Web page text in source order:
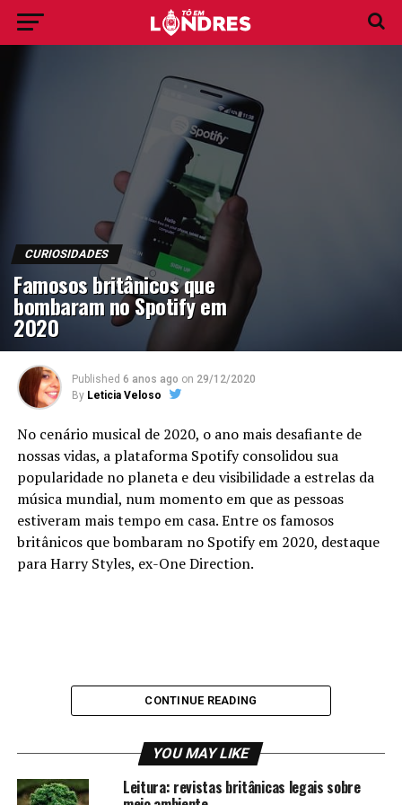
CURIOSIDADES
Famosos britânicos que
bombaram no Spotify em
2020
Published 6 anos ago on 29/12/2020
By Leticia Veloso
No cenário musical de 2020, o ano mais desafiante de
nossas vidas, a plataforma Spotify consolidou sua
popularidade no planeta e deu visibilidade a estrelas da
música mundial, num momento em que as pessoas
estiveram mais tempo em casa. Entre os famosos
britânicos que bombaram no Spotify em 2020, destaque
para Harry Styles, ex-One Direction.
CONTINUE READING
YOU MAY LIKE
Leitura: revistas britânicas legais sobre